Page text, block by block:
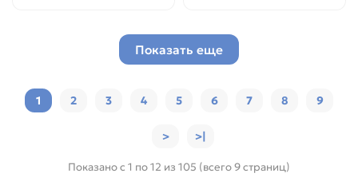
Показать еще
1 2 3 4 5 6 7 8 9
> >|
Показано с 1 по 12 из 105 (всего 9 страниц)